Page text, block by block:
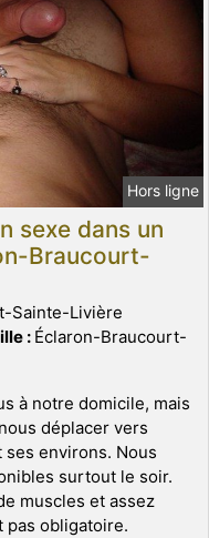
Hors ligne
sexe dans un
Braucourt-
Sainte-Livière
: Éclaron-Braucourt-
à notre domicile, mais
déplacer vers
environs. Nous
surtout le soir.
muscles et assez
pas obligatoire.